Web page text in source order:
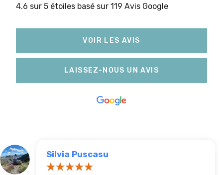
4.6 sur 5 étoiles basé sur 119 Avis Google
VOIR LES AVIS
LAISSEZ-NOUS UN AVIS
Silvia Puscasu